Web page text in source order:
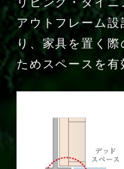
アウトフレーム
り、家具を置く際
ためスペースを有